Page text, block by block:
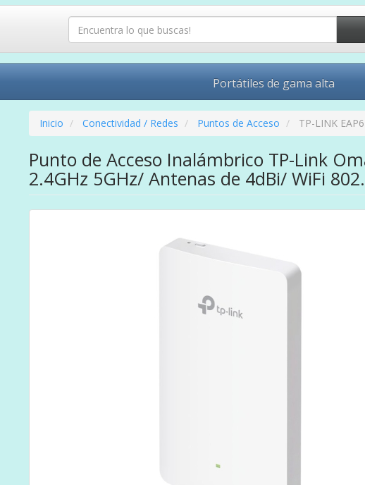
Portátiles de gama alta
Inicio Conectividad / Redes Puntos de Acceso TP-LINK
Punto de Acceso Inalámbrico TP-Link
2.4GHz 5GHz/ Antenas de 4dBi/ WiFi